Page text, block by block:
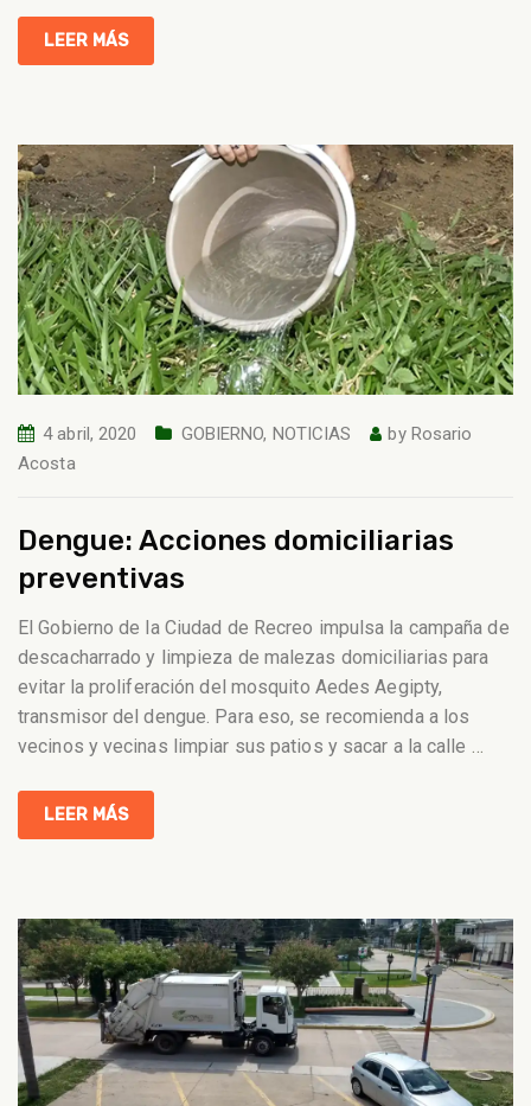
LEER MÁS
4 abril, 2020 GOBIERNO, NOTICIAS by Rosario
Acosta
Dengue: Acciones domiciliarias
preventivas
El Gobierno de la Ciudad de Recreo impulsa la campaña de
descacharrado y limpieza de malezas domiciliarias para
evitar la proliferación del mosquito Aedes Aegipty,
transmisor del dengue. Para eso, se recomienda a los
vecinos y vecinas limpiar sus patios y sacar a la calle
LEER MÁS